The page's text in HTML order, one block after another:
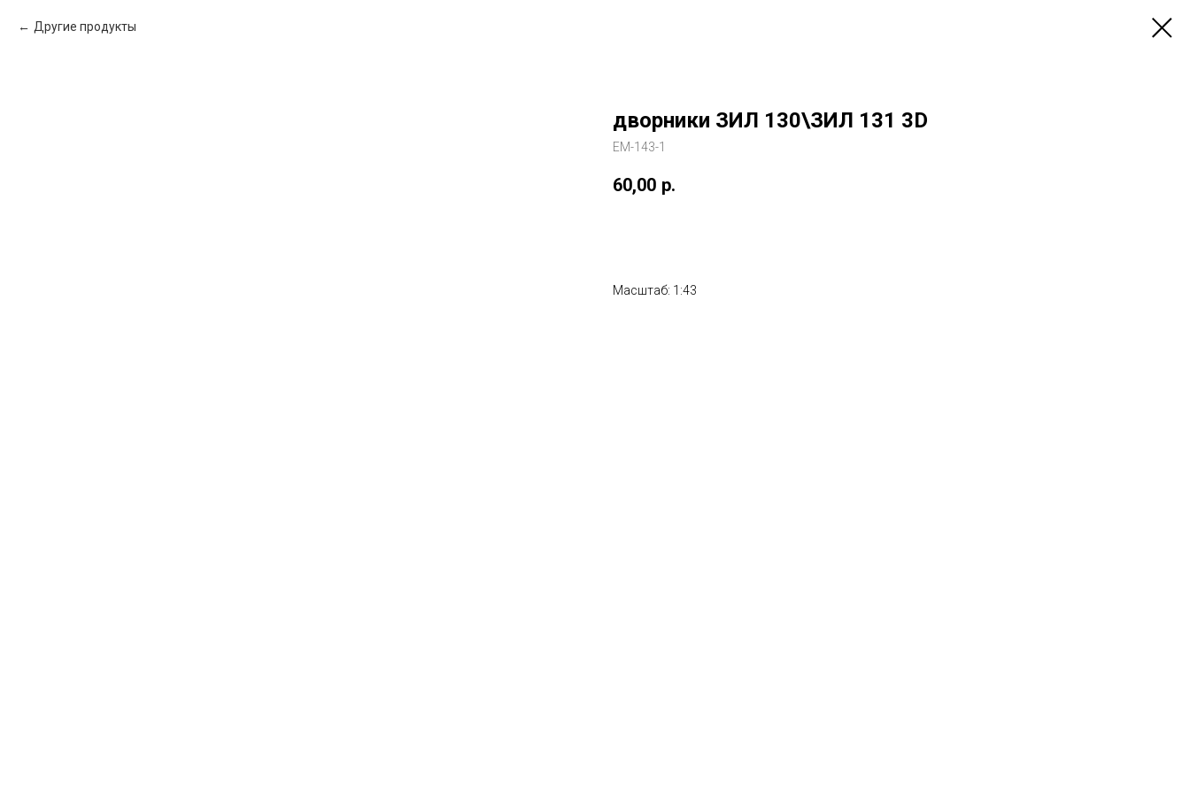
Другие продукты
дворники ЗИЛ 130\ЗИЛ 131 3D
EM-143-1
60,00 р.
Масштаб: 1:43